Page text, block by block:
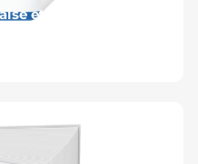
et européenne de